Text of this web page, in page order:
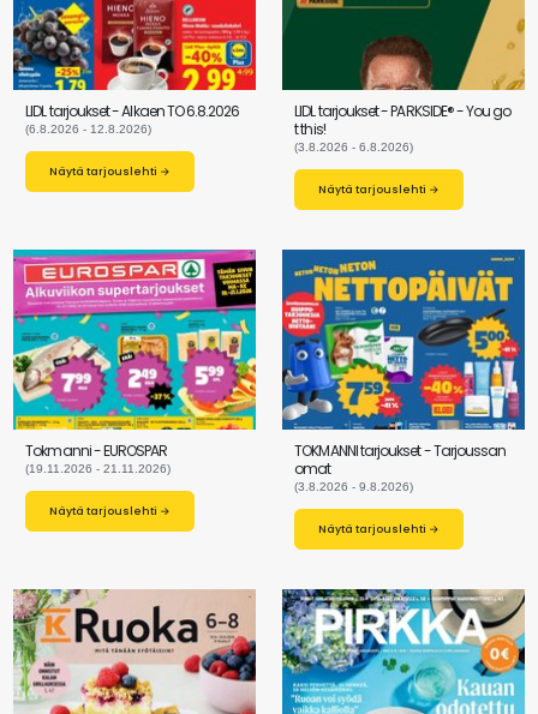
LIDL tarjoukset - Alkaen TO 6.8.2026
(6.8.2026 - 12.8.2026)
Näytä tarjouslehti →
LIDL tarjoukset - PARKSIDE® - You go
t this!
(3.8.2026 - 6.8.2026)
Näytä tarjouslehti →
Tokmanni - EUROSPAR
(19.11.2026 - 21.11.2026)
Näytä tarjouslehti →
TOKMANNI tarjoukset - Tarjoussan
omat
(3.8.2026 - 9.8.2026)
Näytä tarjouslehti →